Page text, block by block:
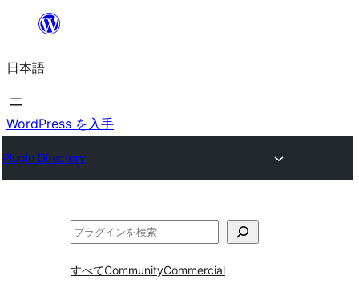
を
ス
キ
プ
日本語
WordPress を入手
Plugin Directory
検
すべてCommunityCommercial